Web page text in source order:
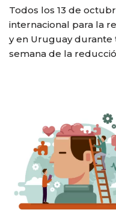
Todos los 13 de
internacional para la
y en Uruguay durante
semana de la